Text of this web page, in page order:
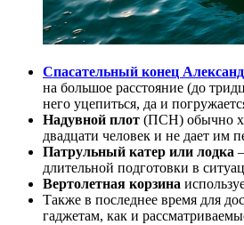
Спасательный конец
на большое расстояние (до
него уцепиться, да и
Надувной плот (ПСН) обычно
двадцати человек и не дает им
Патрульный катер или лодка
длительной подготовки в
Вертолетная корзина
Также в последнее время для
гаджетам, как и